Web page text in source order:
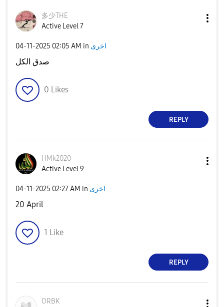
多少THE
Active Level 7
‎04-11-2025 02:05 AM in اخرى
صدق الكل
0 Likes
REPLY
HMk2020
Active Level 9
‎04-11-2025 02:27 AM in اخرى
20 April
1 Like
REPLY
ORBK